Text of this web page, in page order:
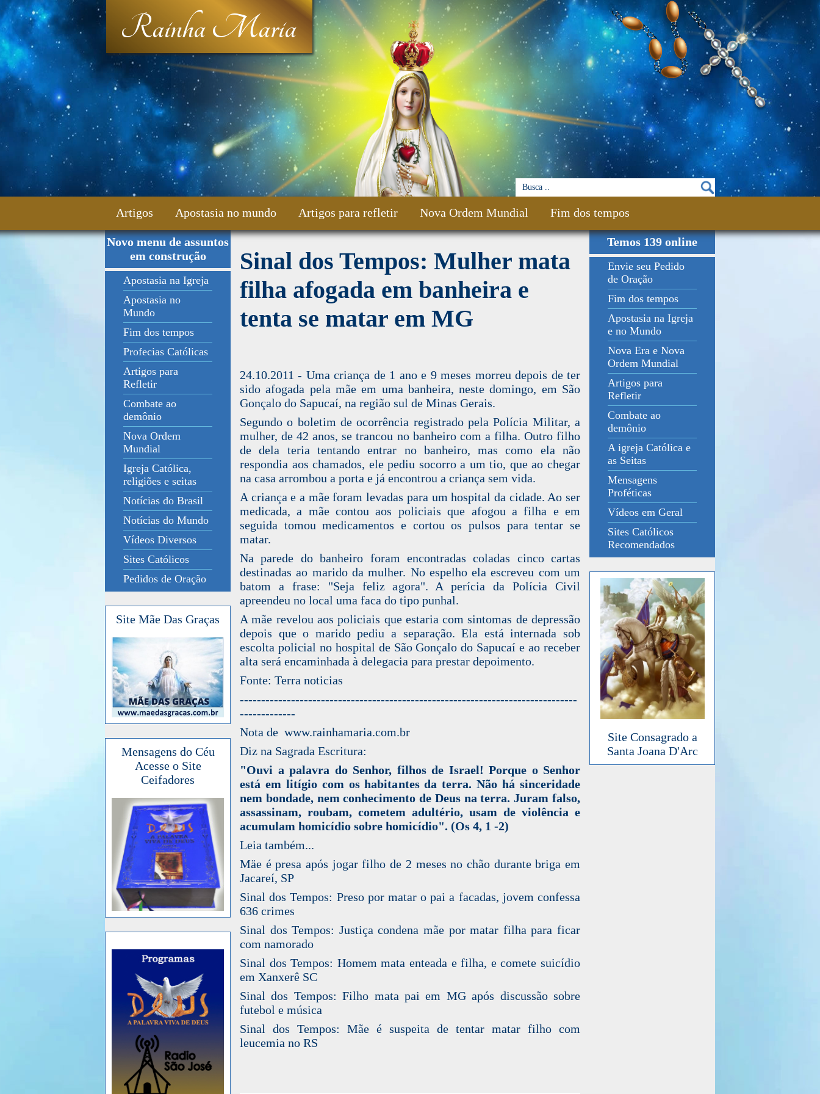
Rainha Maria
Artigos Apostasia no mundo Artigos para refletir Nova Ordem Mundial Fim dos tempos
Fale Conosco
Novo menu de assuntos
em construção
Apostasia na Igreja
Apostasia no
Mundo
Fim dos tempos
Profecias Católicas
Artigos para
Refletir
Combate ao
demônio
Nova Ordem
Mundial
Igreja Católica,
religiões e seitas
Notícias do Brasil
Notícias do Mundo
Vídeos Diversos
Sites Católicos
Pedidos de Oração
Site Mãe Das Graças
Mensagens do Céu
Acesse o Site
Ceifadores
Sinal dos Tempos: Mulher mata
filha afogada em banheira e
tenta se matar em MG
24.10.2011 - Uma criança de 1 ano e 9 meses morreu depois de ter
sido afogada pela mãe em uma banheira, neste domingo, em São
Gonçalo do Sapucaí, na região sul de Minas Gerais.
Segundo o boletim de ocorrência registrado pela Polícia Militar, a
mulher, de 42 anos, se trancou no banheiro com a filha. Outro filho
de dela teria tentando entrar no banheiro, mas como ela não
respondia aos chamados, ele pediu socorro a um tio, que ao chegar
na casa arrombou a porta e já encontrou a criança sem vida.
A criança e a mãe foram levadas para um hospital da cidade. Ao ser
medicada, a mãe contou aos policiais que afogou a filha e em
seguida tomou medicamentos e cortou os pulsos para tentar se
matar.
Na parede do banheiro foram encontradas coladas cinco cartas
destinadas ao marido da mulher. No espelho ela escreveu com um
batom a frase: "Seja feliz agora". A perícia da Polícia Civil
apreendeu no local uma faca do tipo punhal.
A mãe revelou aos policiais que estaria com sintomas de depressão
depois que o marido pediu a separação. Ela está internada sob
escolta policial no hospital de São Gonçalo do Sapucaí e ao receber
alta será encaminhada à delegacia para prestar depoimento.
Fonte: Terra noticias
-------------------------------------------------------------------------------
-------------
Nota de www.rainhamaria.com.br
Diz na Sagrada Escritura:
"Ouvi a palavra do Senhor, filhos de Israel! Porque o Senhor
está em litígio com os habitantes da terra. Não há sinceridade
nem bondade, nem conhecimento de Deus na terra. Juram falso,
assassinam, roubam, cometem adultério, usam de violência e
acumulam homicídio sobre homicídio". (Os 4, 1 -2)
Leia também...
Mäe é presa após jogar filho de 2 meses no chão durante briga em
Jacareí, SP
Sinal dos Tempos: Preso por matar o pai a facadas, jovem confessa
636 crimes
Sinal dos Tempos: Justiça condena mãe por matar filha para ficar
com namorado
Sinal dos Tempos: Homem mata enteada e filha, e comete suicídio
em Xanxerê SC
Sinal dos Tempos: Filho mata pai em MG após discussão sobre
futebol e música
Sinal dos Tempos: Mãe é suspeita de tentar matar filho com
leucemia no RS
Temos 139 online
Envie seu Pedido
de Oração
Fim dos tempos
Apostasia na Igreja
e no Mundo
Nova Era e Nova
Ordem Mundial
Artigos para
Refletir
Combate ao
demônio
A igreja Católica e
as Seitas
Mensagens
Proféticas
Vídeos em Geral
Sites Católicos
Recomendados
Site Consagrado a
Santa Joana D'Arc